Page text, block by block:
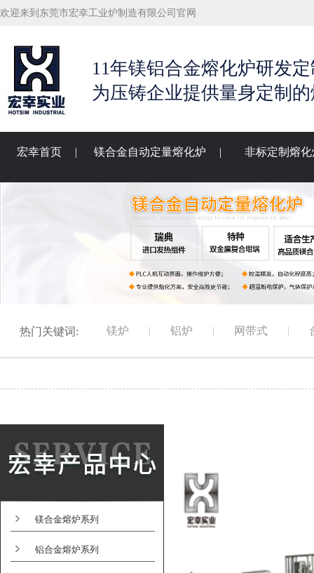
欢迎来到东莞市宏幸工业炉制造有限公司官网
11年镁铝合金熔化炉研发
为压铸企业提供量身定制
宏幸首页 | 镁合金自动定量熔化炉 | 非标定制熔化
热门关键词: 镁炉 | 铝炉 | 网带式 |
镁合金熔炉系列
铝合金熔炉系列